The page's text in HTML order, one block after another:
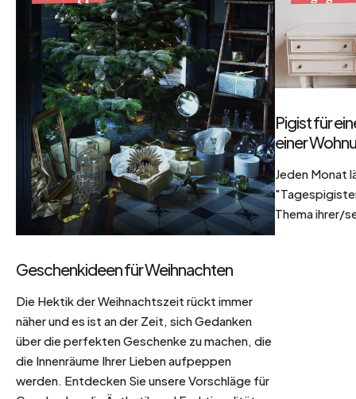
Geschenkideen für Weihnachten
Die Hektik der Weihnachtszeit rückt immer
näher und es ist an der Zeit, sich Gedanken
über die perfekten Geschenke zu machen, die
die Innenräume Ihrer Lieben aufpeppen
werden. Entdecken Sie unsere Vorschläge für
Pigist für
einer
Jeden Monat
Thema ihrer/